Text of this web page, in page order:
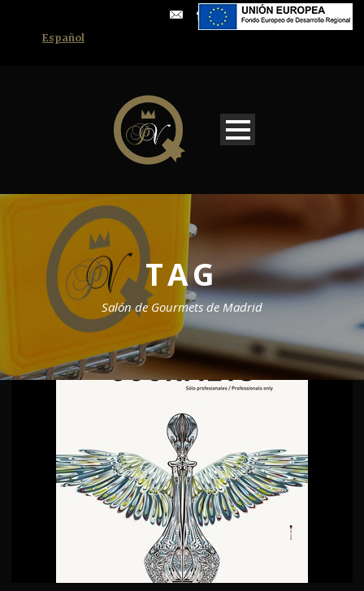
Español
TAG
Salón de Gourmets de Madrid